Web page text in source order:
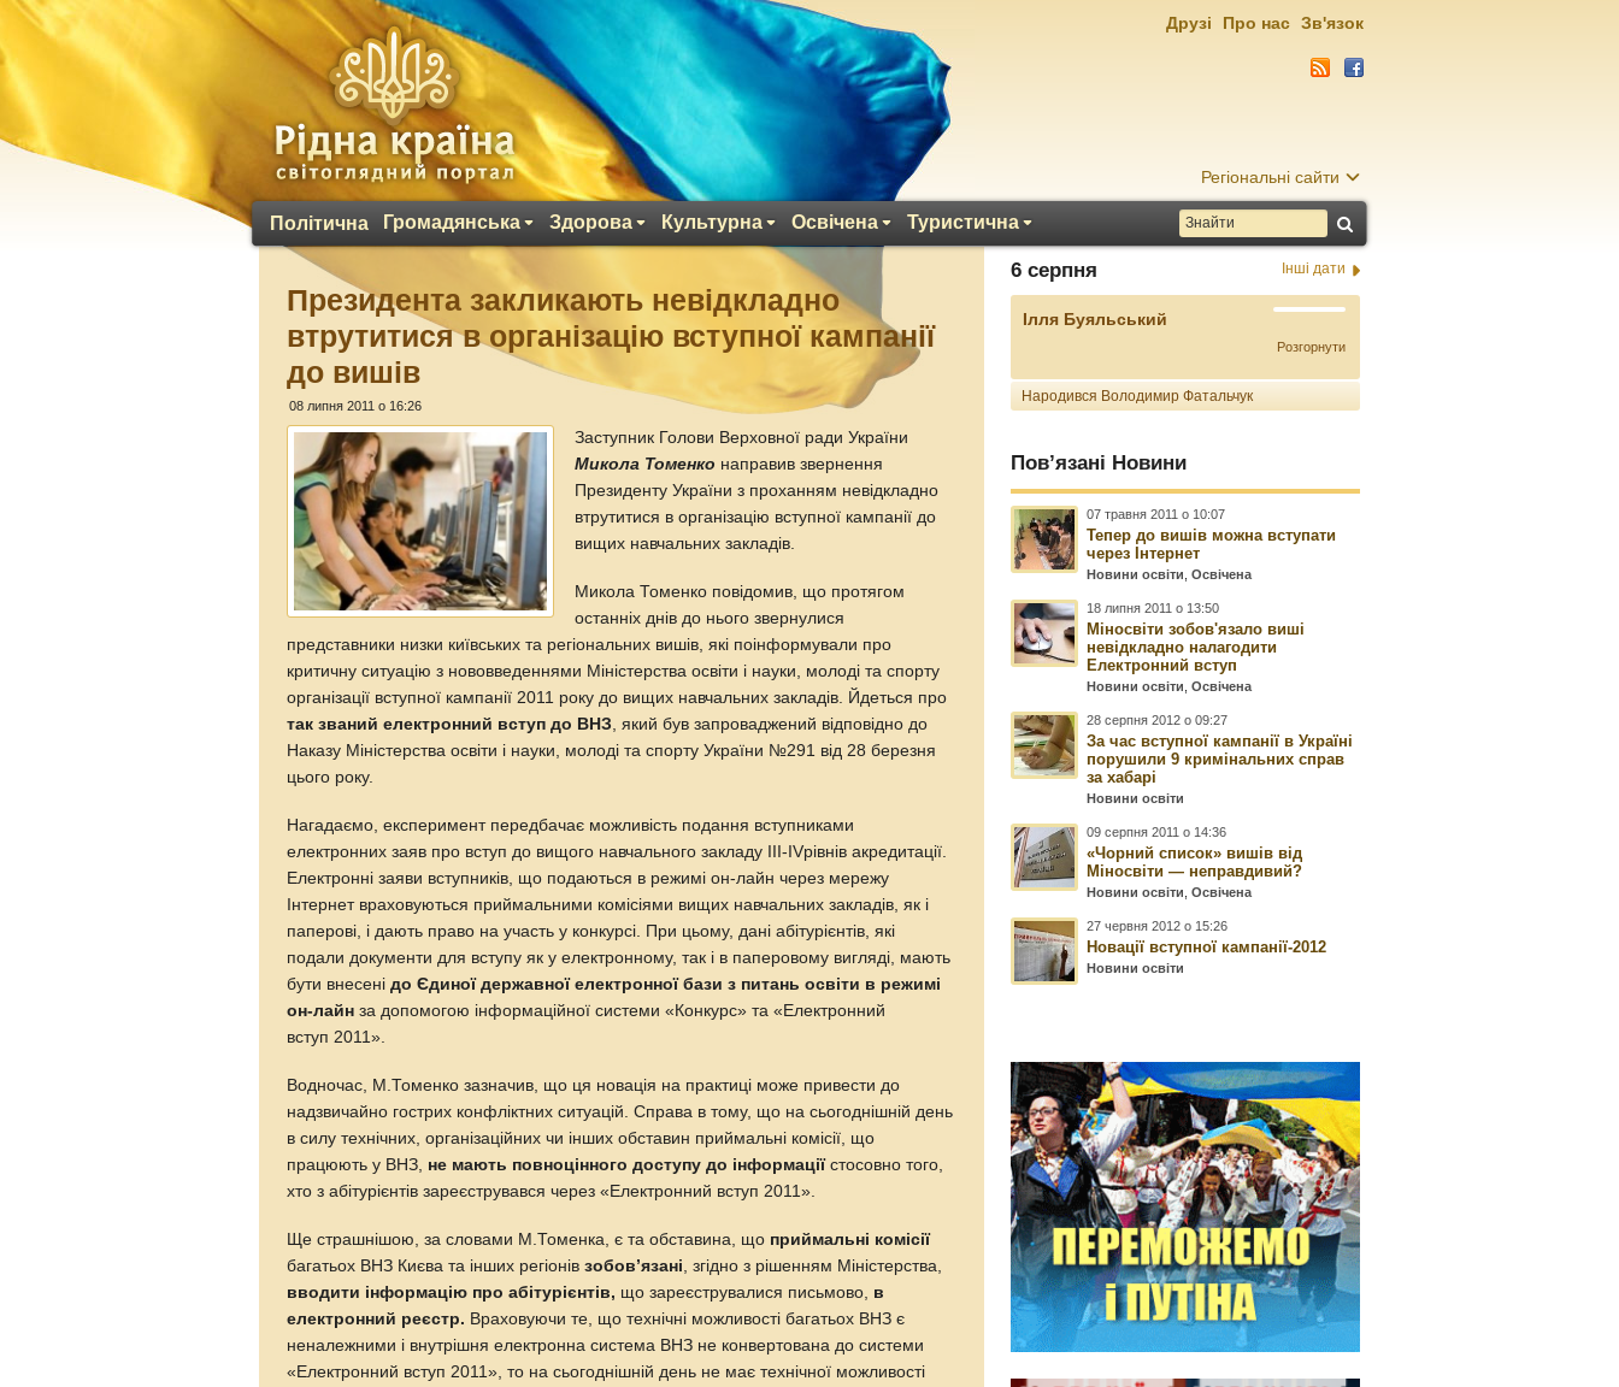
Регіональні сайти
Політична Громадянська Здорова Культурна Освічена Туристична
Друзі Про нас Зв'язок
Президента закликають невідкладно
втрутитися в організацію вступної кампанії
до вишів
08 липня 2011 о 16:26
Заступник Голови Верховної ради України
Микола Томенко направив звернення
Президенту України з проханням невідкладно
втрутитися в організацію вступної кампанії до
вищих навчальних закладів.
Микола Томенко повідомив, що протягом
останніх днів до нього звернулися
представники низки київських та регіональних вишів, які поінформували про
критичну ситуацію з нововведеннями Міністерства освіти і науки, молоді та спорту
організації вступної кампанії 2011 року до вищих навчальних закладів. Йдеться про
так званий електронний вступ до ВНЗ , який був запроваджений відповідно до
Наказу Міністерства освіти і науки, молоді та спорту України №291 від 28 березня
цього року.
Нагадаємо, експеримент передбачає можливість подання вступниками
електронних заяв про вступ до вищого навчального закладу ІІІ-ІVрівнів акредитації.
Електронні заяви вступників, що подаються в режимі он-лайн через мережу
Інтернет враховуються приймальними комісіями вищих навчальних закладів, як і
паперові, і дають право на участь у конкурсі. При цьому, дані абітурієнтів, які
подали документи для вступу як у електронному, так і в паперовому вигляді, мають
бути внесенідо Єдиної державної електронної бази з питань освіти в режимі
он-лайн за допомогою інформаційної системи «Конкурс» та «Електронний
вступ 2011».
Водночас, М.Томенко зазначив, що ця новація на практиці може привести до
надзвичайно гострих конфліктних ситуацій. Справа в тому, що на сьогоднішній день
в силу технічних, організаційних чи інших обставин приймальні комісії, що
працюють у ВНЗ, не мають повноцінного доступу до інформаціїстосовно того,
хто з абітурієнтів зареєструвався через «Електронний вступ 2011».
Ще страшнішою, за словами М.Томенка, є та обставина, що приймальні комісії
багатьох ВНЗ Києва та інших регіонівзобов’язані , згідно з рішенням Міністерства,
вводити інформацію про абітурієнтів, що зареєструвалися письмово, в
електронний реєстр. Враховуючи те, що технічні можливості багатьох ВНЗ є
неналежними і внутрішня електронна система ВНЗ не конвертована до системи
«Електронний вступ 2011», то на сьогоднішній день не має технічної можливості
6 серпня Інші дати
Ілля Буяльський
Розгорнути
Народився Володимир Фатальчук
Пов’язані Новини
07 травня 2011 о 10:07
Тепер до вишів можна вступати
через Інтернет
Новини освіти ,Освічена
18 липня 2011 о 13:50
Міносвіти зобов'язало виші
невідкладно налагодити
Електронний вступ
Новини освіти ,Освічена
28 серпня 2012 о 09:27
За час вступної кампанії в Україні
порушили 9 кримінальних справ
за хабарі
Новини освіти
09 серпня 2011 о 14:36
«Чорний список» вишів від
Міносвіти — неправдивий?
Новини освіти ,Освічена
27 червня 2012 о 15:26
Новації вступної кампанії-2012
Новини освіти